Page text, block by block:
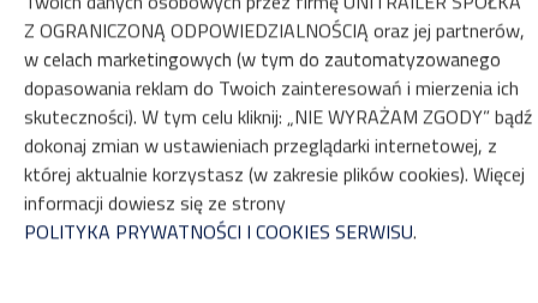
ZAREZERWUJ
Właściwości
Przyczepa na wynajem
Z OGRANICZONĄ ODPOWIEDZIALNOŚCIĄ oraz jej partnerów,
w celach marketingowych (w tym do zautomatyzowanego
dopasowania reklam do Twoich zainteresowań i mierzenia ich
skuteczności). W tym celu kliknij: „NIE WYRAŻAM ZGODY” bądź
dokonaj zmian w ustawieniach przeglądarki internetowej, z
której aktualnie korzystasz (w zakresie plików cookies). Więcej
informacji dowiesz się ze strony
POLITYKA PRYWATNOŚCI I COOKIES SERWISU.